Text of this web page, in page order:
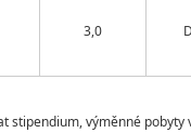
3,0
stipendium, výměnné